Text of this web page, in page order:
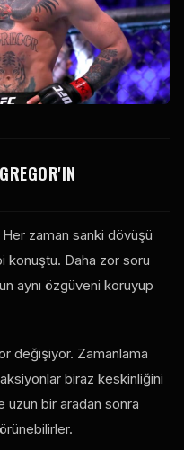
zaman sanki dövüşü
konuştu. Daha zor soru
aynı özgüveni koruyup
değişiyor. Zamanlama
biraz keskinliğini
bir aradan sonra